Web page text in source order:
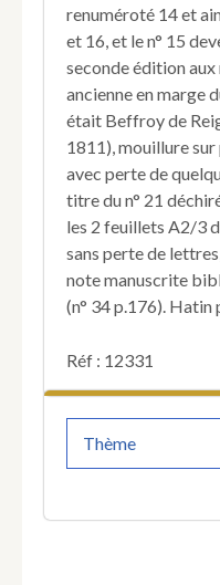
renuméroté 14 et
et 16, et le n° 15
seconde édition
ancienne en marge
était Beffroy de
1811), mouillure
avec perte de
titre du n° 21
les 2 feuillets A2/3
sans perte de
note manuscrite
(n° 34 p.176). Hatin
Réf : 12331
Thème